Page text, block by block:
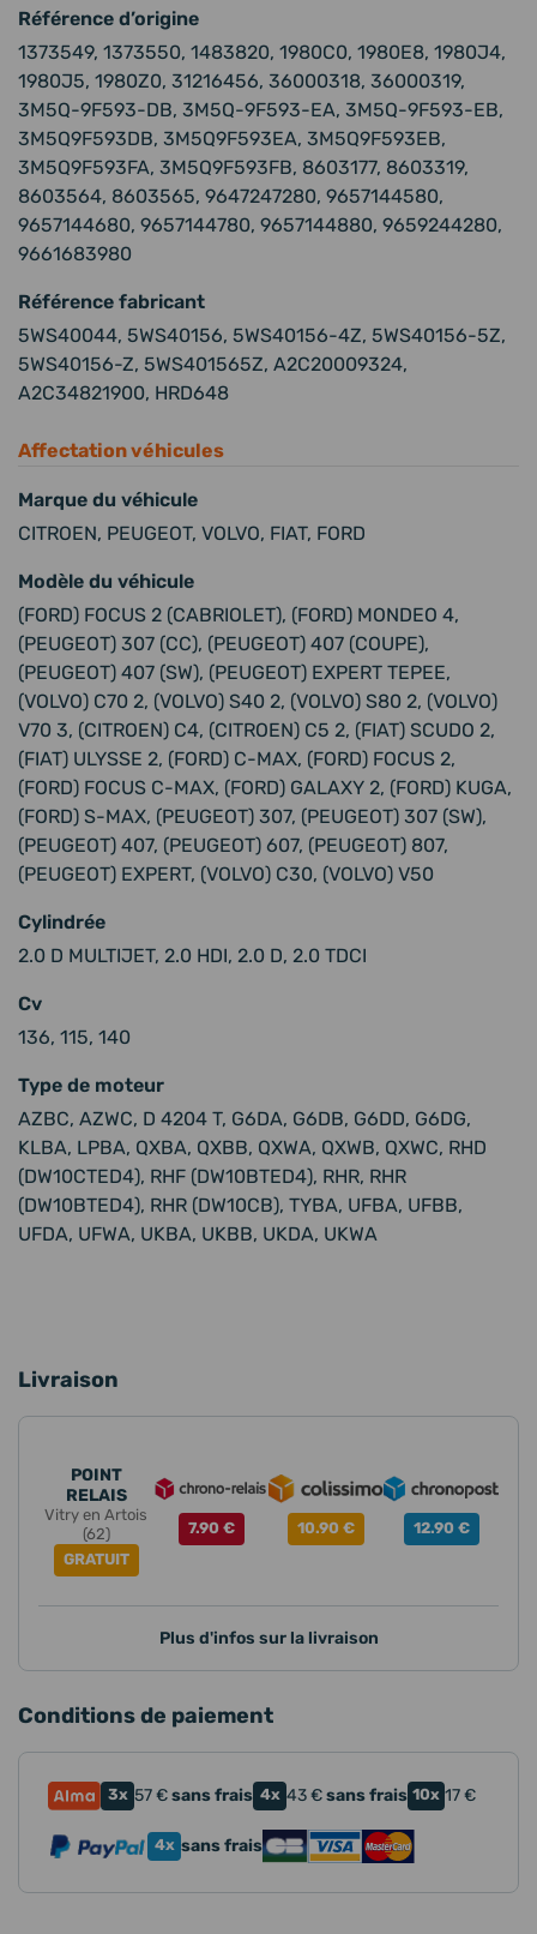
Référence d’origine
1373549, 1373550, 1483820, 1980C0, 1980E8, 1980J4,
1980J5, 1980Z0, 31216456, 36000318, 36000319,
3M5Q-9F593-DB, 3M5Q-9F593-EA, 3M5Q-9F593-EB,
3M5Q9F593DB, 3M5Q9F593EA, 3M5Q9F593EB,
3M5Q9F593FA, 3M5Q9F593FB, 8603177, 8603319,
8603564, 8603565, 9647247280, 9657144580,
9657144680, 9657144780, 9657144880, 9659244280,
9661683980
Référence fabricant
5WS40044, 5WS40156, 5WS40156-4Z, 5WS40156-5Z,
5WS40156-Z, 5WS401565Z, A2C20009324,
A2C34821900, HRD648
Affectation véhicules
Marque du véhicule
CITROEN, PEUGEOT, VOLVO, FIAT, FORD
Modèle du véhicule
(FORD) FOCUS 2 (CABRIOLET), (FORD) MONDEO 4,
(PEUGEOT) 307 (CC), (PEUGEOT) 407 (COUPE),
(PEUGEOT) 407 (SW), (PEUGEOT) EXPERT TEPEE,
(VOLVO) C70 2, (VOLVO) S40 2, (VOLVO) S80 2, (VOLVO)
V70 3, (CITROEN) C4, (CITROEN) C5 2, (FIAT) SCUDO 2,
(FIAT) ULYSSE 2, (FORD) C-MAX, (FORD) FOCUS 2,
(FORD) FOCUS C-MAX, (FORD) GALAXY 2, (FORD) KUGA,
(FORD) S-MAX, (PEUGEOT) 307, (PEUGEOT) 307 (SW),
(PEUGEOT) 407, (PEUGEOT) 607, (PEUGEOT) 807,
(PEUGEOT) EXPERT, (VOLVO) C30, (VOLVO) V50
Cylindrée
2.0 D MULTIJET, 2.0 HDI, 2.0 D, 2.0 TDCI
Cv
136, 115, 140
Type de moteur
AZBC, AZWC, D 4204 T, G6DA, G6DB, G6DD, G6DG,
KLBA, LPBA, QXBA, QXBB, QXWA, QXWB, QXWC, RHD
(DW10CTED4), RHF (DW10BTED4), RHR, RHR
(DW10BTED4), RHR (DW10CB), TYBA, UFBA, UFBB,
UFDA, UFWA, UKBA, UKBB, UKDA, UKWA
Livraison
POINT
RELAIS
Vitry en Artois
(62)
GRATUIT
7.90 € 10.90 € 12.90 €
Plus d'infos sur la livraison
Conditions de paiement
3x 57€sans frais 4x 43€sans frais 10x 17€
4x sans frais